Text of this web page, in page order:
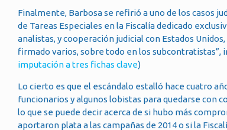
Finalmente, Barbosa se refirió a uno de los casos
de Tareas Especiales en la Fiscalía dedicado
analistas, y cooperación judicial con Estados
firmado varios, sobre todo en los subcontratistas”,
imputación a tres fichas clave)
Lo cierto es que el escándalo estalló hace cuatro
funcionarios y algunos lobistas para quedarse con
lo que se puede decir acerca de si hubo más
aportaron plata a las campañas de 2014 o si la